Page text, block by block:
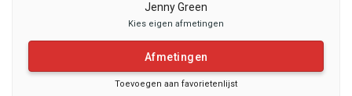
Jenny Green
Kies eigen afmetingen
Afmetingen
Toevoegen aan favorietenlijst